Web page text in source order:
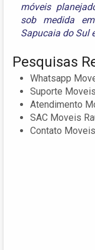
móveis
sob medida
Sapucaia do Sul
Pesquisas
Whatsapp
Suporte
Atendimento
SAC Moveis
Contato